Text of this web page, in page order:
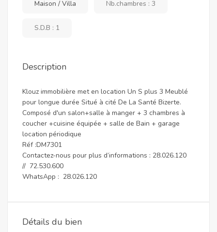
Maison / Villa Nb.chambres : 3
S.D.B : 1
Description
Klouz immobilière met en location Un S plus 3 Meublé
pour longue durée Situé à cité De La Santé Bizerte.
Composé d'un salon+salle à manger + 3 chambres à
coucher +cuisine équipée + salle de Bain + garage
location périodique
Réf :DM7301
Contactez-nous pour plus d’informations : 28.026.120
// 72.530.600
WhatsApp : 28.026.120
Détails du bien